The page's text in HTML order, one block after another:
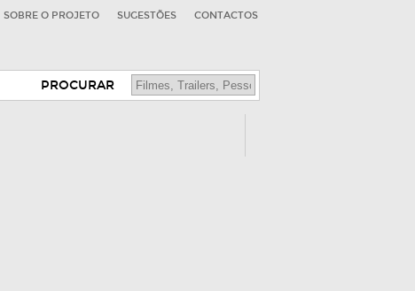
SOBRE O PROJETO SUGESTÕES CONTACTOS
PROCURAR